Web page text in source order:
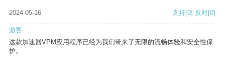
2024-05-16 支持[0] 反对[0]
游客
这款加速器VPM应用程序已经为我们带来了无限的流畅体验和安全性保
护。